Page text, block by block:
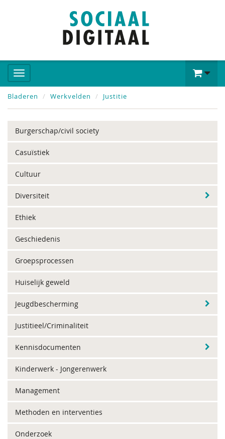
Bladeren Werkvelden Justitie
Burgerschap/civil society
Casuïstiek
Cultuur
Diversiteit
Ethiek
Geschiedenis
Groepsprocessen
Huiselijk geweld
Jeugdbescherming
Justitieel/Criminaliteit
Kennisdocumenten
Kinderwerk - Jongerenwerk
Management
Methoden en interventies
Onderzoek